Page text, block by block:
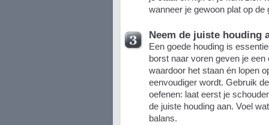
wanneer je gewoon plat op de
Neem de juiste houding
Een goede houding is
borst naar voren geven je een
waardoor het staan én lopen
eenvoudiger wordt. Gebruik
oefenen: laat eerst je
de juiste houding aan. Voel
balans.